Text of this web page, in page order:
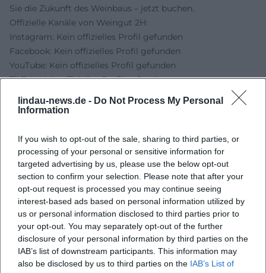
lindau-news.de - Do Not Process My Personal
Information
If you wish to opt-out of the sale, sharing to third parties, or
processing of your personal or sensitive information for
targeted advertising by us, please use the below opt-out
section to confirm your selection. Please note that after your
opt-out request is processed you may continue seeing
interest-based ads based on personal information utilized by
us or personal information disclosed to third parties prior to
your opt-out. You may separately opt-out of the further
disclosure of your personal information by third parties on the
IAB’s list of downstream participants. This information may
also be disclosed by us to third parties on the IAB’s List of
Sie die Zukunft des Weinbaus – jetzt buchen.
Offizielle Kanäle von Weingut 2H:
Instagram: Kein offizielles Profil gefunden
Facebook: Kein offizielles Profil gefunden
YouTube: Kein offizielles Profil gefunden
TikTok: Kein offizielles Profil gefunden
WANDERN – (W)EINBLICK – AUSBLICK - Lindau Tourismus
Mangold
Weingut 2H - PIWIthek
Weingut 2H - Adresse und Infos bei Lindau Tourismus
Freizeitzentrum Oberreitnau - Adresse (Locaboo/Stadt
Lindau)
Bodensee Trips & Tours - Weingut 2H